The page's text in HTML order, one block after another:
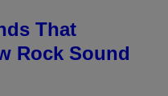
That
Rock Sound